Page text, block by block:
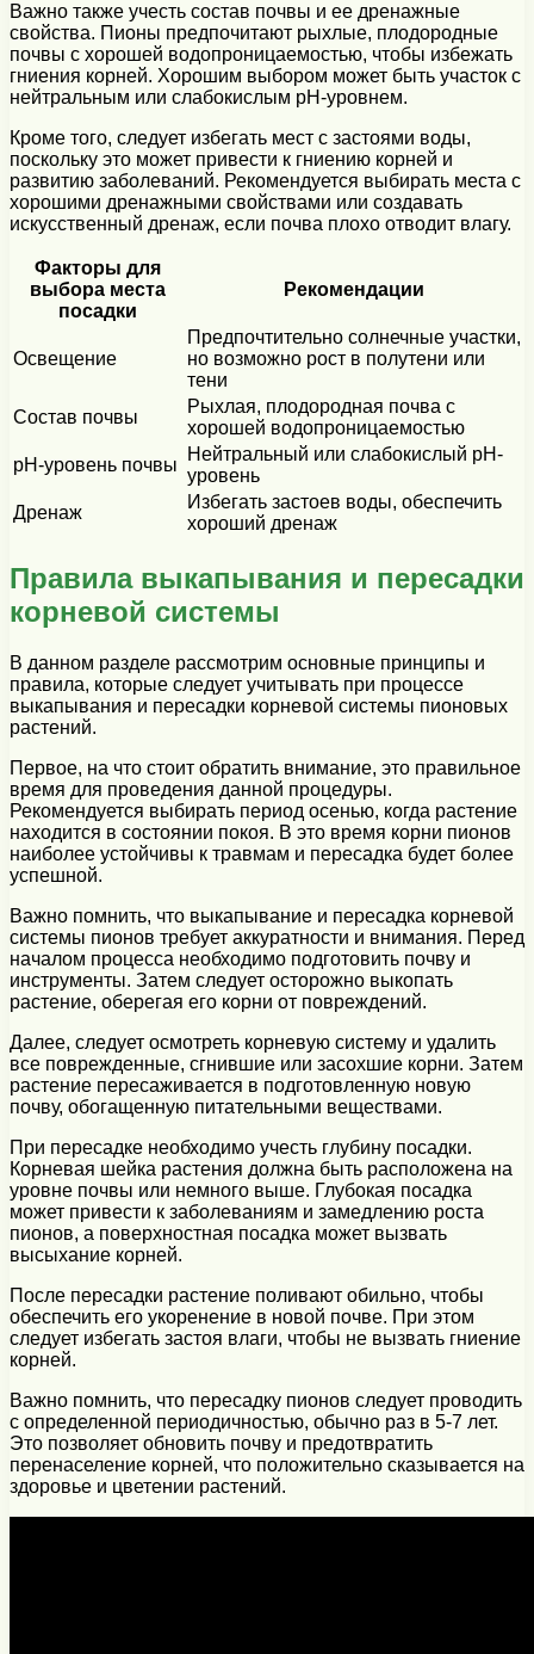
Важно также учесть состав почвы и ее дренажные
свойства. Пионы предпочитают рыхлые, плодородные
почвы с хорошей водопроницаемостью, чтобы избежать
гниения корней. Хорошим выбором может быть участок с
нейтральным или слабокислым pH-уровнем.
Кроме того, следует избегать мест с застоями воды,
поскольку это может привести к гниению корней и
развитию заболеваний. Рекомендуется выбирать места с
хорошими дренажными свойствами или создавать
искусственный дренаж, если почва плохо отводит влагу.
Факторы для
выбора места
посадки
Рекомендации
Освещение
Предпочтительно солнечные участки,
но возможно рост в полутени или
тени
Состав почвы
Рыхлая, плодородная почва с
хорошей водопроницаемостью
pH-уровень почвы
Нейтральный или слабокислый pH-
уровень
Дренаж
Избегать застоев воды, обеспечить
хороший дренаж
Правила выкапывания и пересадки
корневой системы
В данном разделе рассмотрим основные принципы и
правила, которые следует учитывать при процессе
выкапывания и пересадки корневой системы пионовых
растений.
Первое, на что стоит обратить внимание, это правильное
время для проведения данной процедуры.
Рекомендуется выбирать период осенью, когда растение
находится в состоянии покоя. В это время корни пионов
наиболее устойчивы к травмам и пересадка будет более
успешной.
Важно помнить, что выкапывание и пересадка корневой
системы пионов требует аккуратности и внимания. Перед
началом процесса необходимо подготовить почву и
инструменты. Затем следует осторожно выкопать
растение, оберегая его корни от повреждений.
Далее, следует осмотреть корневую систему и удалить
все поврежденные, сгнившие или засохшие корни. Затем
растение пересаживается в подготовленную новую
почву, обогащенную питательными веществами.
При пересадке необходимо учесть глубину посадки.
Корневая шейка растения должна быть расположена на
уровне почвы или немного выше. Глубокая посадка
может привести к заболеваниям и замедлению роста
пионов, а поверхностная посадка может вызвать
высыхание корней.
После пересадки растение поливают обильно, чтобы
обеспечить его укоренение в новой почве. При этом
следует избегать застоя влаги, чтобы не вызвать гниение
корней.
Важно помнить, что пересадку пионов следует проводить
с определенной периодичностью, обычно раз в 5-7 лет.
Это позволяет обновить почву и предотвратить
перенаселение корней, что положительно сказывается на
здоровье и цветении растений.